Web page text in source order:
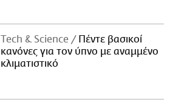
Τech & Science
Πέντε βασικοί
κανόνες για τον ύπνο με αναμμένο
κλιματιστικό